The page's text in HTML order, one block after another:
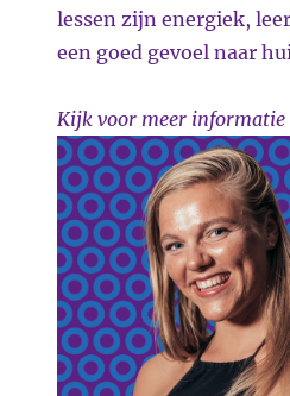
lessen zijn energiek,
een goed gevoel naar
Kijk voor meer informatie